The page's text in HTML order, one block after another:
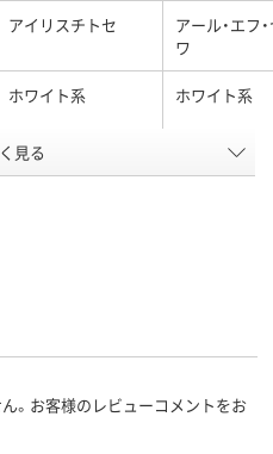
アイリスチトセ
アール・エフ
ワ
ホワイト系 ホワイト系
キャスター
見る
。お客様のレビューコメントをお